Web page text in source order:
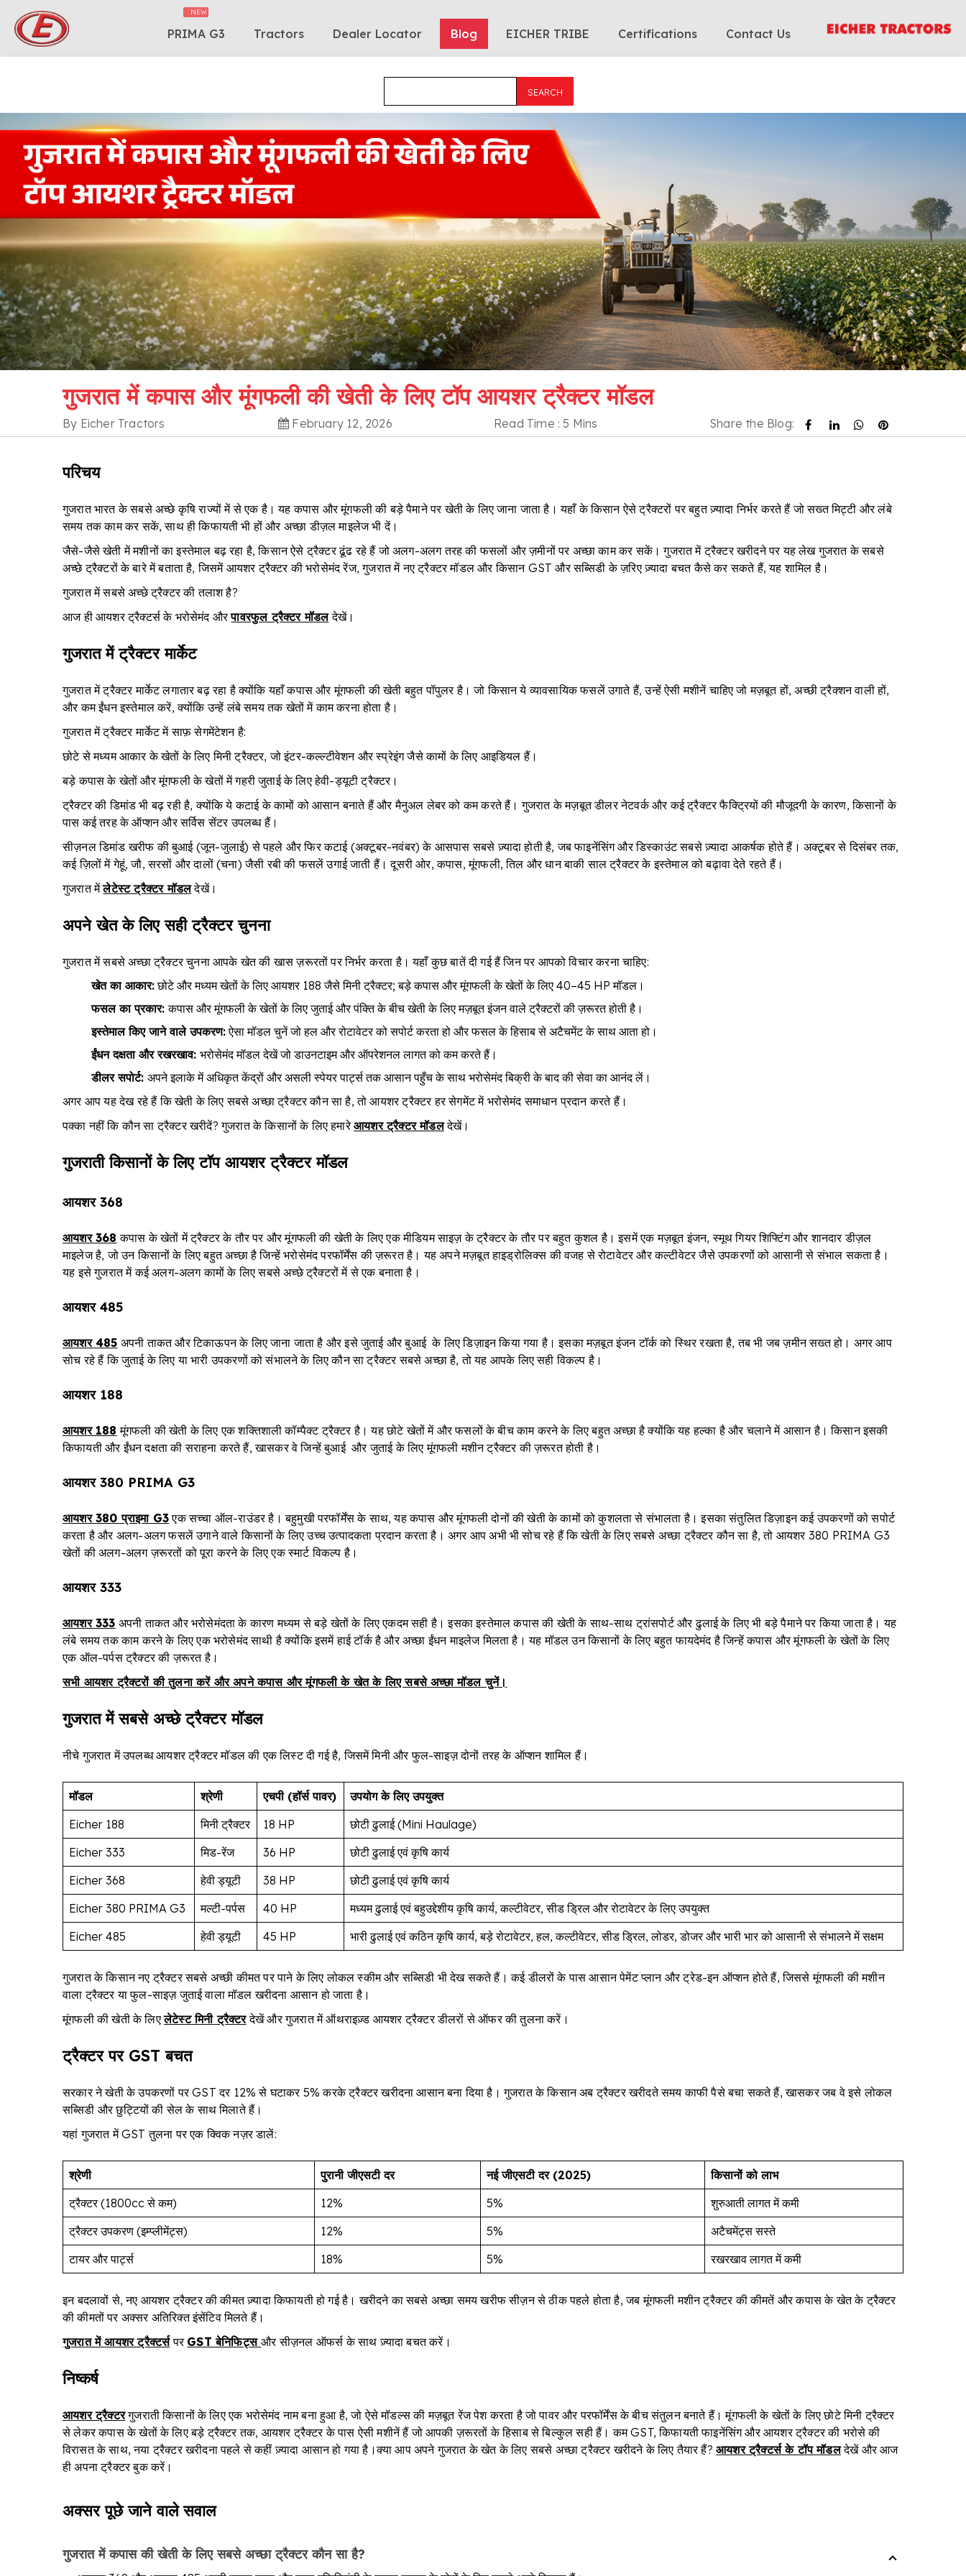
PRIMA G3 Tractors Dealer Locator Blog EICHER TRIBE Certifications Contact Us
गुजरात में कपास और मूंगफली की खेती के लिए टॉप आयशर ट्रैक्टर मॉडल
By Eicher Tractors February 12, 2026 Read Time : 5 Mins Share the Blog:
परिचय
गुजरात भारत के सबसे अच्छे कृषि राज्यों में से एक है। यह कपास और मूंगफली की बड़े पैमाने पर खेती के लिए जाना जाता है। यहाँ के किसान ऐसे ट्रैक्टरों पर बहुत ज़्यादा निर्भर करते हैं जो सख्त मिट्टी और लंबे
समय तक काम कर सकें, साथ ही किफायती भी हों और अच्छा डीज़ल माइलेज भी दें।
जैसे-जैसे खेती में मशीनों का इस्तेमाल बढ़ रहा है, किसान ऐसे ट्रैक्टर ढूंढ रहे हैं जो अलग-अलग तरह की फसलों और ज़मीनों पर अच्छा काम कर सकें। गुजरात में ट्रैक्टर खरीदने पर यह लेख गुजरात के सबसे
अच्छे ट्रैक्टरों के बारे में बताता है, जिसमें आयशर ट्रैक्टर की भरोसेमंद रेंज, गुजरात में नए ट्रैक्टर मॉडल और किसान GST और सब्सिडी के ज़रिए ज़्यादा बचत कैसे कर सकते हैं, यह शामिल है।
गुजरात में सबसे अच्छे ट्रैक्टर की तलाश है?
आज ही आयशर ट्रैक्टर्स के भरोसेमंद औरपावरफुल ट्रैक्टर मॉडलदेखें।
गुजरात में ट्रैक्टर मार्केट
गुजरात में ट्रैक्टर मार्केट लगातार बढ़ रहा है क्योंकि यहाँ कपास और मूंगफली की खेती बहुत पॉपुलर है। जो किसान ये व्यावसायिक फसलें उगाते हैं, उन्हें ऐसी मशीनें चाहिए जो मज़बूत हों, अच्छी ट्रैक्शन वाली हों,
और कम ईंधन इस्तेमाल करें, क्योंकि उन्हें लंबे समय तक खेतों में काम करना होता है।
गुजरात में ट्रैक्टर मार्केट में साफ़ सेगमेंटेशन है:
छोटे से मध्यम आकार के खेतों के लिए मिनी ट्रैक्टर, जो इंटर-कल्ल्टीवेशन और स्प्रेइंग जैसे कामों के लिए आइडियल हैं।
बड़े कपास के खेतों और मूंगफली के खेतों में गहरी जुताई के लिए हेवी-ड्यूटी ट्रैक्टर।
ट्रैक्टर की डिमांड भी बढ़ रही है, क्योंकि ये कटाई के कामों को आसान बनाते हैं और मैनुअल लेबर को कम करते हैं। गुजरात के मज़बूत डीलर नेटवर्क और कई ट्रैक्टर फैक्ट्रियों की मौजूदगी के कारण, किसानों के
पास कई तरह के ऑप्शन और सर्विस सेंटर उपलब्ध हैं।
सीज़नल डिमांड खरीफ की बुआई (जून-जुलाई) से पहले और फिर कटाई (अक्टूबर-नवंबर) के आसपास सबसे ज़्यादा होती है, जब फाइनेंसिंग और डिस्काउंट सबसे ज़्यादा आकर्षक होते हैं। अक्टूबर से दिसंबर तक,
कई ज़िलों में गेहूं, जौ, सरसों और दालों (चना) जैसी रबी की फसलें उगाई जाती हैं। दूसरी ओर, कपास, मूंगफली, तिल और धान बाकी साल ट्रैक्टर के इस्तेमाल को बढ़ावा देते रहते हैं।
गुजरात मेंलेटेस्ट ट्रैक्टर मॉडलदेखें।
अपने खेत के लिए सही ट्रैक्टर चुनना
गुजरात में सबसे अच्छा ट्रैक्टर चुनना आपके खेत की खास ज़रूरतों पर निर्भर करता है। यहाँ कुछ बातें दी गई हैं जिन पर आपको विचार करना चाहिए:
खेत का आकार:छोटे और मध्यम खेतों के लिए आयशर 188 जैसे मिनी ट्रैक्टर; बड़े कपास और मूंगफली के खेतों के लिए 40–45 HP मॉडल।
फसल का प्रकार:कपास और मूंगफली के खेतों के लिए जुताई और पंक्ति के बीच खेती के लिए मज़बूत इंजन वाले ट्रैक्टरों की ज़रूरत होती है।
इस्तेमाल किए जाने वाले उपकरण:ऐसा मॉडल चुनें जो हल और रोटावेटर को सपोर्ट करता हो और फसल के हिसाब से अटैचमेंट के साथ आता हो।
ईंधन दक्षता और रखरखाव: भरोसेमंद मॉडल देखें जो डाउनटाइम और ऑपरेशनल लागत को कम करते हैं।
डीलर सपोर्ट: अपने इलाके में अधिकृत केंद्रों और असली स्पेयर पार्ट्स तक आसान पहुँच के साथ भरोसेमंद बिक्री के बाद की सेवा का आनंद लें।
अगर आप यह देख रहे हैं कि खेती के लिए सबसे अच्छा ट्रैक्टर कौन सा है, तो आयशर ट्रैक्टर हर सेगमेंट में भरोसेमंद समाधान प्रदान करते हैं।
पक्का नहीं कि कौन सा ट्रैक्टर खरीदें? गुजरात के किसानों के लिए हमारेआयशर ट्रैक्टर मॉडलदेखें।
गुजराती किसानों के लिए टॉप आयशर ट्रैक्टर मॉडल
आयशर 368
आयशर 368 कपास के खेतों में ट्रैक्टर के तौर पर और मूंगफली की खेती के लिए एक मीडियम साइज़ के ट्रैक्टर के तौर पर बहुत कुशल है। इसमें एक मज़बूत इंजन, स्मूथ गियर शिफ्टिंग और शानदार डीज़ल
माइलेज है, जो उन किसानों के लिए बहुत अच्छा है जिन्हें भरोसेमंद परफॉर्मेंस की ज़रूरत है। यह अपने मज़बूत हाइड्रोलिक्स की वजह से रोटावेटर और कल्टीवेटर जैसे उपकरणों को आसानी से संभाल सकता है।
यह इसे गुजरात में कई अलग-अलग कामों के लिए सबसे अच्छे ट्रैक्टरों में से एक बनाता है।
आयशर 485
आयशर 485 अपनी ताकत और टिकाऊपन के लिए जाना जाता है और इसे जुताई और बुआई के लिए डिज़ाइन किया गया है। इसका मज़बूत इंजन टॉर्क को स्थिर रखता है, तब भी जब ज़मीन सख्त हो। अगर आप
सोच रहे हैं कि जुताई के लिए या भारी उपकरणों को संभालने के लिए कौन सा ट्रैक्टर सबसे अच्छा है, तो यह आपके लिए सही विकल्प है।
आयशर 188
आयशर 188 मूंगफली की खेती के लिए एक शक्तिशाली कॉम्पैक्ट ट्रैक्टर है। यह छोटे खेतों में और फसलों के बीच काम करने के लिए बहुत अच्छा है क्योंकि यह हल्का है और चलाने में आसान है। किसान इसकी
किफायती और ईंधन दक्षता की सराहना करते हैं, खासकर वे जिन्हें बुआई और जुताई के लिए मूंगफली मशीन ट्रैक्टर की ज़रूरत होती है।
आयशर 380 PRIMA G3
आयशर 380 प्राइमा G3एक सच्चा ऑल-राउंडर है। बहुमुखी परफॉर्मेंस के साथ, यह कपास और मूंगफली दोनों की खेती के कामों को कुशलता से संभालता है। इसका संतुलित डिज़ाइन कई उपकरणों को सपोर्ट
करता है और अलग-अलग फसलें उगाने वाले किसानों के लिए उच्च उत्पादकता प्रदान करता है। अगर आप अभी भी सोच रहे हैं कि खेती के लिए सबसे अच्छा ट्रैक्टर कौन सा है, तो आयशर 380 PRIMA G3
खेतों की अलग-अलग ज़रूरतों को पूरा करने के लिए एक स्मार्ट विकल्प है।
आयशर 333
आयशर 333 अपनी ताकत और भरोसेमंदता के कारण मध्यम से बड़े खेतों के लिए एकदम सही है। इसका इस्तेमाल कपास की खेती के साथ-साथ ट्रांसपोर्ट और ढुलाई के लिए भी बड़े पैमाने पर किया जाता है। यह
लंबे समय तक काम करने के लिए एक भरोसेमंद साथी है क्योंकि इसमें हाई टॉर्क है और अच्छा ईंधन माइलेज मिलता है। यह मॉडल उन किसानों के लिए बहुत फायदेमंद है जिन्हें कपास और मूंगफली के खेतों के लिए
एक ऑल-पर्पस ट्रैक्टर की ज़रूरत है।
सभी आयशर ट्रैक्टरों की तुलना करें और अपने कपास और मूंगफली के खेत के लिए सबसे अच्छा मॉडल चुनें।
गुजरात में सबसे अच्छे ट्रैक्टर मॉडल
नीचे गुजरात में उपलब्ध आयशर ट्रैक्टर मॉडल की एक लिस्ट दी गई है, जिसमें मिनी और फुल-साइज़ दोनों तरह के ऑप्शन शामिल हैं।
मॉडल श्रेणी एचपी (हॉर्स पावर)
उपयोग के लिए उपयुक्त
Eicher 188
मिनी ट्रैक्टर 18 HP
छोटी ढुलाई (Mini Haulage)
Eicher 333
मिड-रेंज 36 HP
छोटी ढुलाई एवं कृषि कार्य
Eicher 368
हेवी ड्यूटी 38 HP
छोटी ढुलाई एवं कृषि कार्य
Eicher 380 PRIMA G3
मल्टी-पर्पस 40 HP
मध्यम ढुलाई एवं बहुउद्देशीय कृषि कार्य, कल्टीवेटर, सीड ड्रिल और रोटावेटर के लिए उपयुक्त
Eicher 485
हेवी ड्यूटी 45 HP भारी ढुलाई एवं कठिन कृषि कार्य, बड़े रोटावेटर, हल, कल्टीवेटर, सीड ड्रिल, लोडर, डोजर और भारी भार को आसानी से संभालने में सक्षम
गुजरात के किसान नए ट्रैक्टर सबसे अच्छी कीमत पर पाने के लिए लोकल स्कीम और सब्सिडी भी देख सकते हैं। कई डीलरों के पास आसान पेमेंट प्लान और ट्रेड-इन ऑप्शन होते हैं, जिससे मूंगफली की मशीन
वाला ट्रैक्टर या फुल-साइज़ जुताई वाला मॉडल खरीदना आसान हो जाता है।
मूंगफली की खेती के लिएलेटेस्ट मिनी ट्रैक्टरदेखें और गुजरात में ऑथराइज़्ड आयशर ट्रैक्टर डीलरों से ऑफर की तुलना करें।
ट्रैक्टर पर GST बचत
सरकार ने खेती के उपकरणों पर GST दर 12% से घटाकर 5% करके ट्रैक्टर खरीदना आसान बना दिया है। गुजरात के किसान अब ट्रैक्टर खरीदते समय काफी पैसे बचा सकते हैं, खासकर जब वे इसे लोकल
सब्सिडी और छुट्टियों की सेल के साथ मिलाते हैं।
यहां गुजरात में GST तुलना पर एक क्विक नज़र डालें:
श्रेणी पुरानी जीएसटी दर नई जीएसटी दर (2025)
किसानों को लाभ
ट्रैक्टर (1800cc से कम)
12% 5%
शुरुआती लागत में कमी
ट्रैक्टर उपकरण (इम्प्लीमेंट्स)
12% 5%
अटैचमेंट्स सस्ते
टायर और पार्ट्स
18% 5% रखरखाव लागत में कमी
इन बदलावों से, नए आयशर ट्रैक्टर की कीमत ज़्यादा किफायती हो गई है। खरीदने का सबसे अच्छा समय खरीफ सीज़न से ठीक पहले होता है, जब मूंगफली मशीन ट्रैक्टर की कीमतें और कपास के खेत के ट्रैक्टर
की कीमतों पर अक्सर अतिरिक्त इंसेंटिव मिलते हैं।
गुजरात में आयशर ट्रैक्टर्सपर GST बेनिफिट्सऔर सीज़नल ऑफर्स के साथ ज़्यादा बचत करें।
निष्कर्ष
आयशर ट्रैक्टरगुजराती किसानों के लिए एक भरोसेमंद नाम बना हुआ है, जो ऐसे मॉडल्स की मज़बूत रेंज पेश करता है जो पावर और परफॉर्मेंस के बीच संतुलन बनाते हैं। मूंगफली के खेतों के लिए छोटे मिनी ट्रैक्टर
से लेकर कपास के खेतों के लिए बड़े ट्रैक्टर तक, आयशर ट्रैक्टर के पास ऐसी मशीनें हैं जो आपकी ज़रूरतों के हिसाब से बिल्कुल सही हैं। कम GST, किफायती फाइनेंसिंग और आयशर ट्रैक्टर की भरोसे की
विरासत के साथ, नया ट्रैक्टर खरीदना पहले से कहीं ज़्यादा आसान हो गया है।क्या आप अपने गुजरात के खेत के लिए सबसे अच्छा ट्रैक्टर खरीदने के लिए तैयार हैं?आयशर ट्रैक्टर्स के टॉप मॉडलदेखें और आज
ही अपना ट्रैक्टर बुक करें।
अक्सर पूछे जाने वाले सवाल
गुजरात में कपास की खेती के लिए सबसे अच्छा ट्रैक्टर कौन सा है?